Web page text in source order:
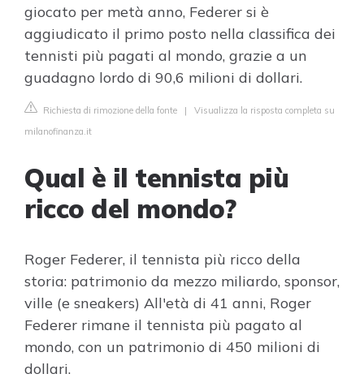
giocato per metà anno, Federer si è
aggiudicato il primo posto nella classifica dei
tennisti più pagati al mondo, grazie a un
guadagno lordo di 90,6 milioni di dollari.
Richiesta di rimozione della fonte | Visualizza la risposta completa su
milanofinanza.it
Qual è il tennista più
ricco del mondo?
Roger Federer, il tennista più ricco della
storia: patrimonio da mezzo miliardo, sponsor,
ville (e sneakers) All'età di 41 anni, Roger
Federer rimane il tennista più pagato al
mondo, con un patrimonio di 450 milioni di
dollari.